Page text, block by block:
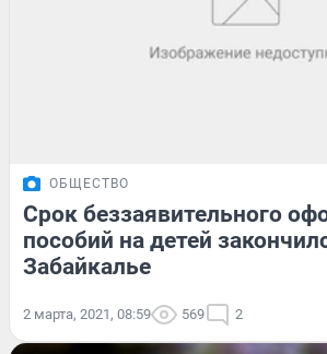
ОБЩЕСТВО
Срок беззаявительного
пособий на детей
Забайкалье
2 марта, 2021, 08:59 569 2